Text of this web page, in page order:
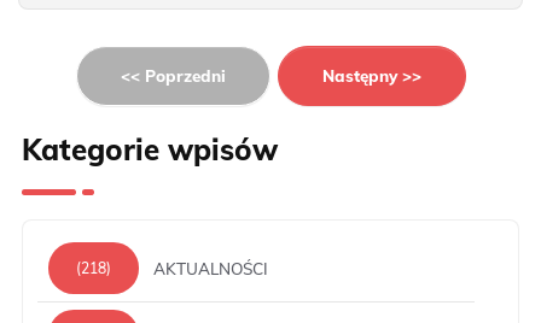
<< Poprzedni Następny >>
Kategorie wpisów
(218) AKTUALNOŚCI